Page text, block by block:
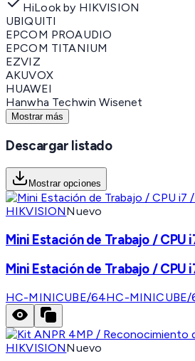
HiLook by HIKVISION
UBIQUITI
EPCOM PROAUDIO
EPCOM TITANIUM
EZVIZ
AKUVOX
HUAWEI
Hanwha Techwin Wisenet
Mostrar más
Descargar listado
Mostrar opciones
HIKVISIONNuevo
Mini Estación de Trabajo / CPU
Mini Estación de Trabajo / CPU
HC-MINICUBE/64HC-MINICUBE/
HIKVISIONNuevo